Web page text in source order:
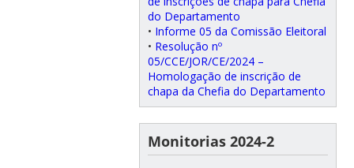
do Departamento
• Informe 05 da Comissão Eleitoral
• Resolução nº
05/CCE/JOR/CE/2024 –
Homologação de inscrição de
chapa da Chefia do Departamento
Monitorias 2024-2